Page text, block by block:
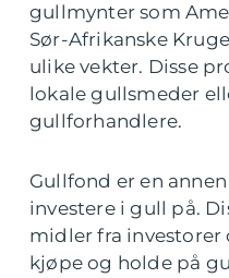
gullmynter som
Sør-Afrikanske
ulike vekter. Disse
lokale gullsmeder
gullforhandlere.
Gullfond er en
investere i gull på.
midler fra
kjøpe og holde på